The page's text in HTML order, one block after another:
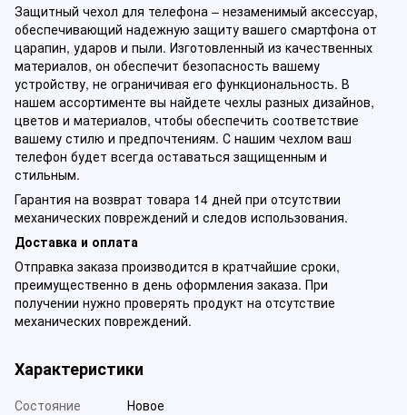
Защитный чехол для телефона – незаменимый аксессуар,
обеспечивающий надежную защиту вашего смартфона от
царапин, ударов и пыли. Изготовленный из качественных
материалов, он обеспечит безопасность вашему
устройству, не ограничивая его функциональность. В
нашем ассортименте вы найдете чехлы разных дизайнов,
цветов и материалов, чтобы обеспечить соответствие
вашему стилю и предпочтениям. С нашим чехлом ваш
телефон будет всегда оставаться защищенным и
стильным.
Гарантия на возврат товара 14 дней при отсутствии
механических повреждений и следов использования.
Доставка и оплата
Отправка заказа производится в кратчайшие сроки,
преимущественно в день оформления заказа. При
получении нужно проверять продукт на отсутствие
механических повреждений.
Характеристики
Состояние
Новое